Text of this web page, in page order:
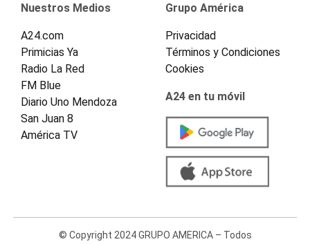
Nuestros Medios
A24.com
Primicias Ya
Radio La Red
FM Blue
Diario Uno Mendoza
San Juan 8
América TV
Grupo América
Privacidad
Términos y Condiciones
Cookies
A24 en tu móvil
© Copyright 2024 GRUPO AMERICA – Todos